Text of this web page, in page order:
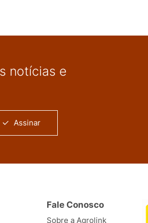
notícias e
Assinar
Fale Conosco
Sobre a Agrolink